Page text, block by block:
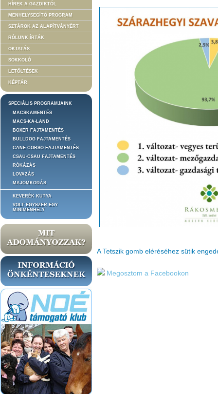
HÍREK A GAZDIKTÓL
MENHELYSEGÍTŐ PROGRAM
SZTÁROK AZ ALAPÍTVÁNYÉRT
RÓLUNK ÍRTÁK
OKTATÁS
SOKKOLÓ
LETÖLTÉSEK
KÉPTÁR
SPECIÁLIS PROGRAMJAINK
MACSKAMENTÉS
MACS-KA-LAND
BOXER FAJTAMENTÉS
BULLDOG FAJTAMENTÉS
CANE CORSO FAJTAMENTÉS
CSAU-CSAU FAJTAMENTÉS
RÓKÁZÁS
LOVAZÁS
MAJOMKODÁS
KEVERÉK KUTYA
VOLT EGYSZER EGY
MINIMENHELY
A Tetszik gomb eléréséhez sütik
Megosztom a Facebookon